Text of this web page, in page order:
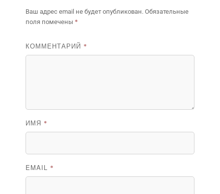
Ваш адрес email не будет опубликован. Обязательные
поля помечены *
КОММЕНТАРИЙ *
ИМЯ *
EMAIL *